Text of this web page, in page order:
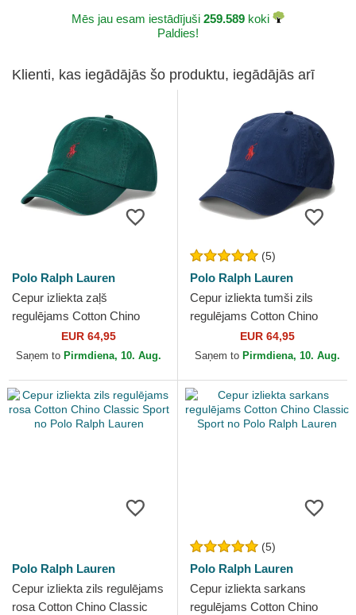
Mēs jau esam iestādījuši 259.589 koki
Paldies!
Klienti, kas iegādājās šo produktu, iegādājās arī
Polo Ralph Lauren
Cepur izliekta zaļš
regulējams Cotton Chino
Classic Sport no Polo Ralph
Lauren
EUR 64,95
Saņem to Pirmdiena, 10. Aug.
(5)
Polo Ralph Lauren
Cepur izliekta tumši zils
regulējams Cotton Chino
Classic Sport no Polo Ralph
Lauren
EUR 64,95
Saņem to Pirmdiena, 10. Aug.
Polo Ralph Lauren
Cepur izliekta zils regulējams
rosa Cotton Chino Classic
(5)
Polo Ralph Lauren
Cepur izliekta sarkans
regulējams Cotton Chino